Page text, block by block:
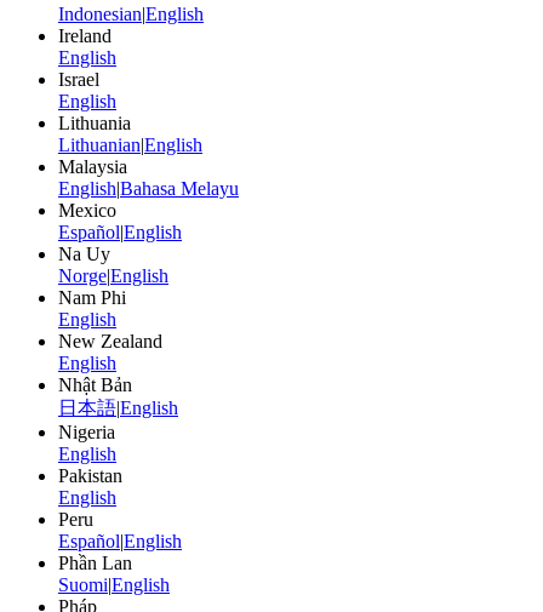
IndonesianEnglish
Ireland
English
Israel
English
Lithuania
LithuanianEnglish
Malaysia
EnglishBahasa Melayu
Mexico
EspañolEnglish
Na Uy
NorgeEnglish
Nam Phi
English
New Zealand
English
Nhật Bản
日本語English
Nigeria
English
Pakistan
English
Peru
EspañolEnglish
Phần Lan
SuomiEnglish
Pháp